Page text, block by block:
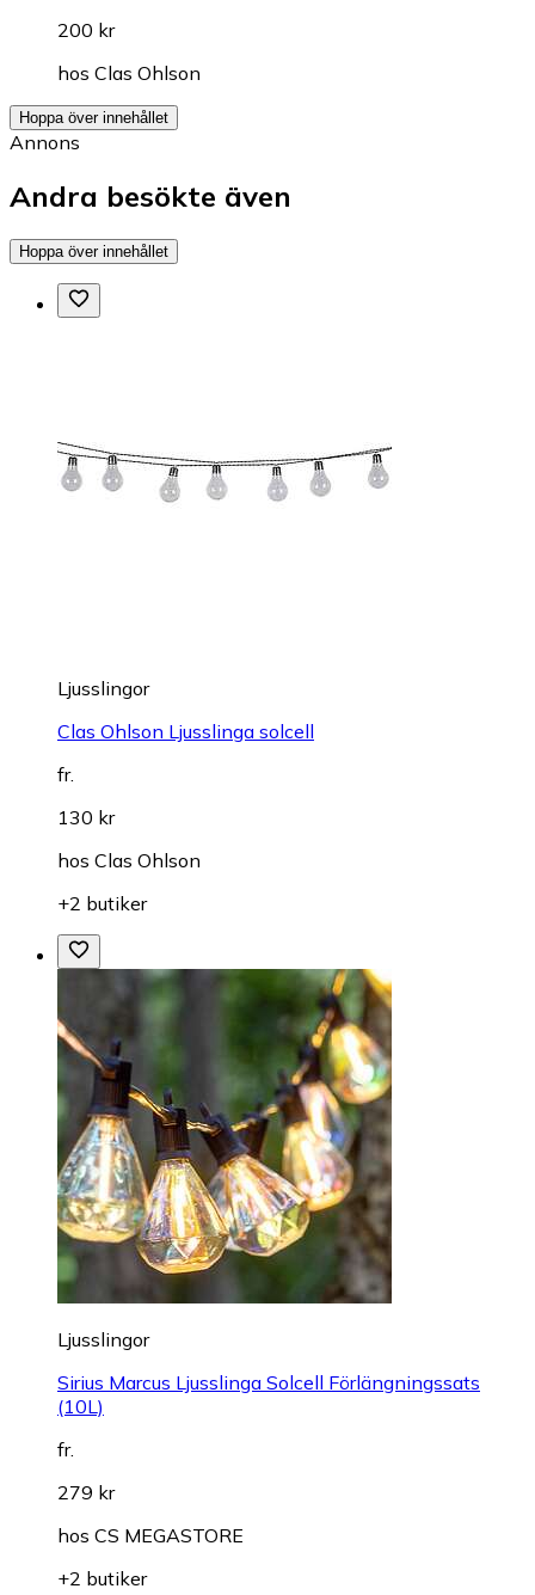
200 kr
hos Clas Ohlson
Hoppa över innehållet
Annons
Andra besökte även
Hoppa över innehållet
Ljusslingor
Clas Ohlson Ljusslinga solcell
fr.
130 kr
hos Clas Ohlson
+2 butiker
Ljusslingor
Sirius Marcus Ljusslinga Solcell Förlängningssats
(10L)
fr.
279 kr
hos CS MEGASTORE
+2 butiker